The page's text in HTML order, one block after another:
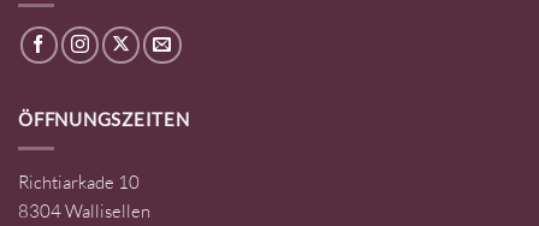
ÖFFNUNGSZEITEN
Richtiarkade 10
8304 Wallisellen